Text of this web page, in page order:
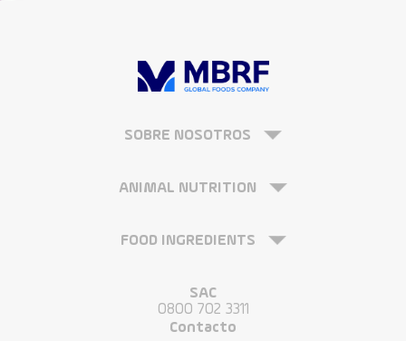
SOBRE NOSOTROS
ANIMAL NUTRITION
FOOD INGREDIENTS
SAC
0800 702 3311
Contacto